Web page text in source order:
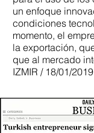
un enfoque
condiciones
momento, el
la exportación,
que al mercado
IZMIR / 18/01/2019